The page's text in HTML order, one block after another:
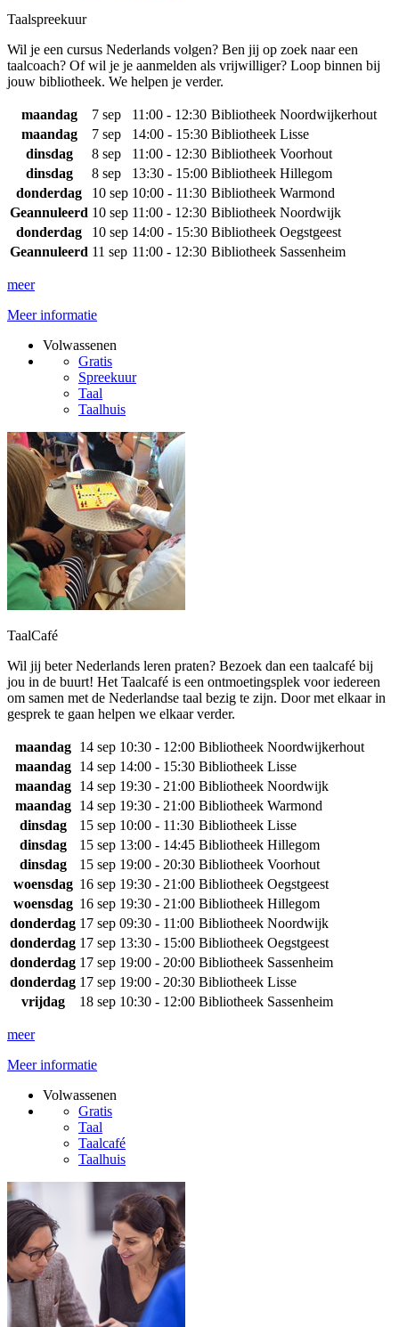
Taalspreekuur
Wil je een cursus Nederlands volgen? Ben jij op zoek naar een
taalcoach? Of wil je je aanmelden als vrijwilliger? Loop binnen bij
jouw bibliotheek. We helpen je verder.
maandag 7 sep 11:00 - 12:30 Bibliotheek Noordwijkerhout
maandag
7 sep 14:00 - 15:30 Bibliotheek Lisse
dinsdag
8 sep 11:00 - 12:30 Bibliotheek Voorhout
dinsdag
8 sep 13:30 - 15:00 Bibliotheek Hillegom
donderdag
10 sep 10:00 - 11:30 Bibliotheek Warmond
Geannuleerd 10 sep 11:00 - 12:30 Bibliotheek Noordwijk
donderdag
10 sep 14:00 - 15:30 Bibliotheek Oegstgeest
Geannuleerd 11 sep 11:00 - 12:30 Bibliotheek Sassenheim
meer
Meer informatie
Volwassenen
Gratis
Spreekuur
Taal
Taalhuis
TaalCafé
Wil jij beter Nederlands leren praten? Bezoek dan een taalcafé bij
jou in de buurt! Het Taalcafé is een ontmoetingsplek voor iedereen
om samen met de Nederlandse taal bezig te zijn. Door met elkaar in
gesprek te gaan helpen we elkaar verder.
maandag 14 sep 10:30 - 12:00 Bibliotheek Noordwijkerhout
maandag
14 sep 14:00 - 15:30 Bibliotheek Lisse
maandag
14 sep 19:30 - 21:00 Bibliotheek Noordwijk
maandag
14 sep 19:30 - 21:00 Bibliotheek Warmond
dinsdag
15 sep 10:00 - 11:30 Bibliotheek Lisse
dinsdag
15 sep 13:00 - 14:45 Bibliotheek Hillegom
dinsdag
15 sep 19:00 - 20:30 Bibliotheek Voorhout
woensdag 16 sep 19:30 - 21:00 Bibliotheek Oegstgeest
woensdag 16 sep 19:30 - 21:00 Bibliotheek Hillegom
donderdag 17 sep 09:30 - 11:00 Bibliotheek Noordwijk
donderdag 17 sep 13:30 - 15:00 Bibliotheek Oegstgeest
donderdag 17 sep 19:00 - 20:00 Bibliotheek Sassenheim
donderdag 17 sep 19:00 - 20:30 Bibliotheek Lisse
vrijdag
18 sep 10:30 - 12:00 Bibliotheek Sassenheim
meer
Meer informatie
Volwassenen
Gratis
Taal
Taalcafé
Taalhuis